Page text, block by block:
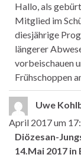
Hallo, als
Mitglied im
diesjährige
längerer
vorbeischauen
Frühschoppen
Uwe
April 2017um
Diözesan-
14.Mai 2017